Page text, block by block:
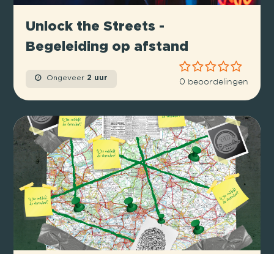
Unlock the Streets -
Begeleiding op afstand
Ongeveer 2 uur 0 beoordelingen